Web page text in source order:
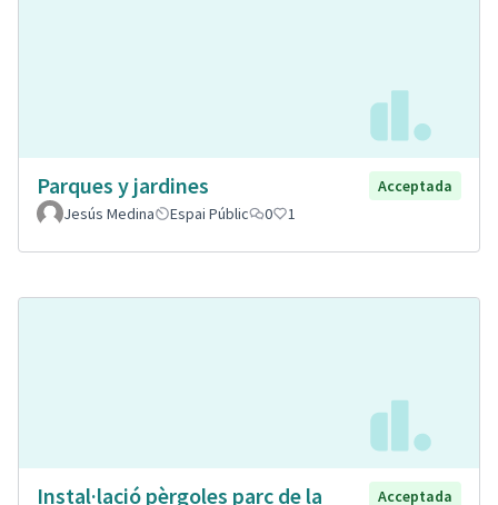
Parques y jardines
Acceptada
Jesús Medina
Espai Públic 0 1
Instal·lació pèrgoles parc de la
Acceptada